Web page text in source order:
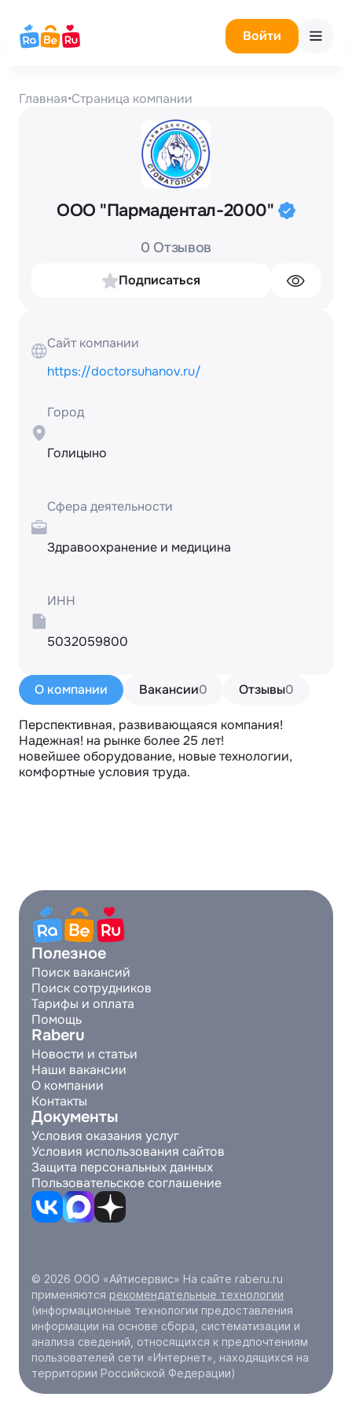
Войти
Главная•Страница компании
ООО "Пармадентал-2000"
0 Отзывов
Подписаться
О компании Вакансии0 Отзывы0
Перспективная, развивающаяся компания!
Надежная! на рынке более 25 лет!
новейшее оборудование, новые технологии,
комфортные условия труда.
Сайт компании
https://doctorsuhanov.ru/
Город
Голицыно
Сфера деятельности
Здравоохранение и медицина
ИНН
5032059800
Полезное
Поиск вакансий
Поиск сотрудников
Тарифы и оплата
Помощь
Raberu
Новости и статьи
Наши вакансии
О компании
Контакты
Документы
Условия оказания услуг
Условия использования сайтов
Защита персональных данных
Пользовательское соглашение
© 2026 ООО «Айтисервис» На сайте raberu.ru
применяются рекомендательные технологии
(информационные технологии предоставления
информации на основе сбора, систематизации и
анализа сведений, относящихся к предпочтениям
пользователей сети «Интернет», находящихся на
территории Российской Федерации)